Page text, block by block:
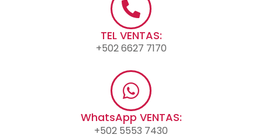
TEL VENTAS:
+502 6627 7170
WhatsApp VENTAS:
+502 5553 7430